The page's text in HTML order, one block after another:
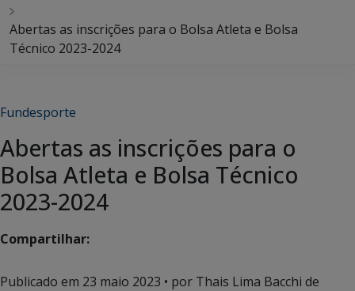
Abertas as inscrições para o Bolsa Atleta e Bolsa
Técnico 2023-2024
Fundesporte
Abertas as inscrições para o
Bolsa Atleta e Bolsa Técnico
2023-2024
Compartilhar:
Publicado em 23 maio 2023 • por Thais Lima Bacchi de